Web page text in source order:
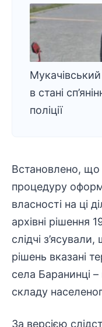
в стані
поліції
Встановлено, що
процедуру
власності на ці
архівні рішення
слідчі
рішень вказані
села Баранинці
складу
За версією